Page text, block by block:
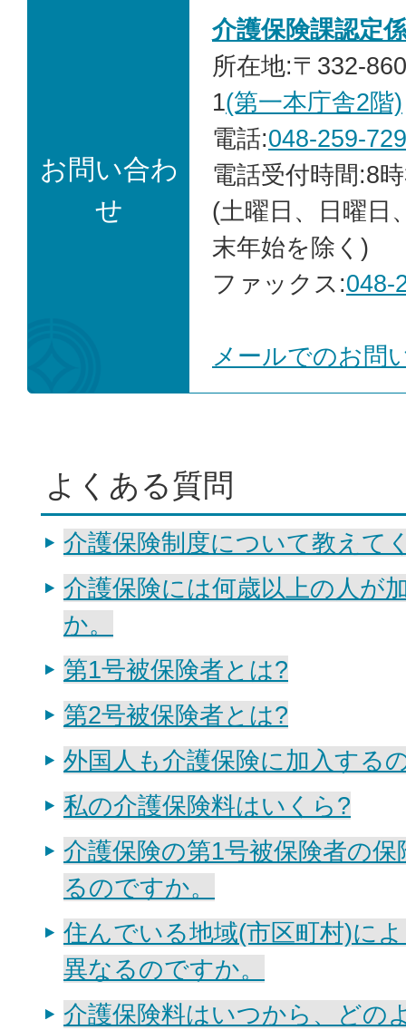
お問い合わ
せ
介護保険課認定
所在地:〒332-
1(第一本庁舎2階)
電話:048-259-
電話受付時間:8
(土曜日、日曜日
末年始を除く)
ファックス:048-
メールでのお問
よくある質問
介護保険制度について教えて
介護保険には何歳以上の人が
か。
第1号被保険者とは?
第2号被保険者とは?
外国人も介護保険に加入する
私の介護保険料はいくら?
介護保険の第1号被保険者の
るのですか。
住んでいる地域(市区町村)に
異なるのですか。
介護保険料はいつから、どの